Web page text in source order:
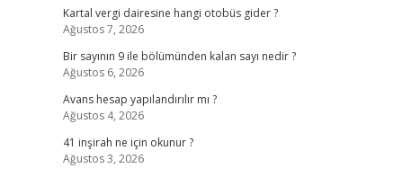
Kartal vergi dairesine hangi otobüs gider ?
Ağustos 7, 2026
Bir sayının 9 ile bölümünden kalan sayı nedir ?
Ağustos 6, 2026
Avans hesap yapılandırılır mı ?
Ağustos 4, 2026
41 inşirah ne için okunur ?
Ağustos 3, 2026